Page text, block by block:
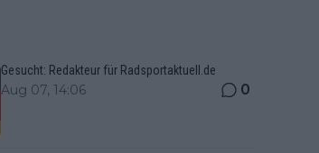
Gesucht: Redakteur für Radsportaktuell.de
Aug 07, 14:06 0